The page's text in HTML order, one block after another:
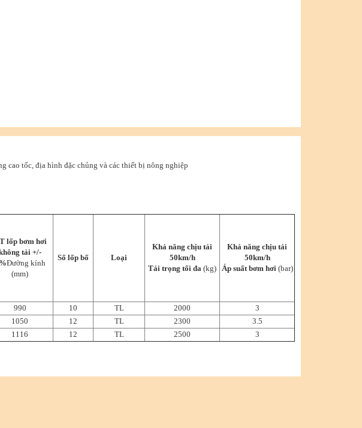
cao tốc, địa hình đặc chủng và các thiết bị nông nghiệp
lốp bơm hơi
tải +/-
Đường kính
(mm)
Số lốp bố Loại
Khả năng chịu tải
50km/h
Tải trọng tối đa (kg)
Khả năng chịu tải
50km/h
Áp suất bơm hơi (bar)
990 10 TL 2000
3
1050 12 TL 2300
3.5
1116 12 TL 2500 3